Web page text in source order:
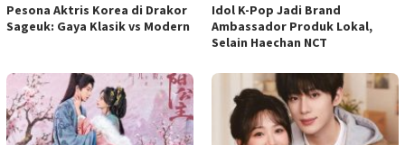
Pesona Aktris Korea di Drakor
Sageuk: Gaya Klasik vs Modern
Idol K-Pop Jadi Brand
Ambassador Produk Lokal,
Selain Haechan NCT